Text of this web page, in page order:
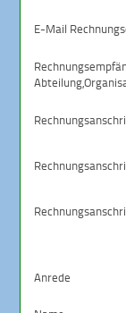
E-Mail
Abteilung,
Anrede